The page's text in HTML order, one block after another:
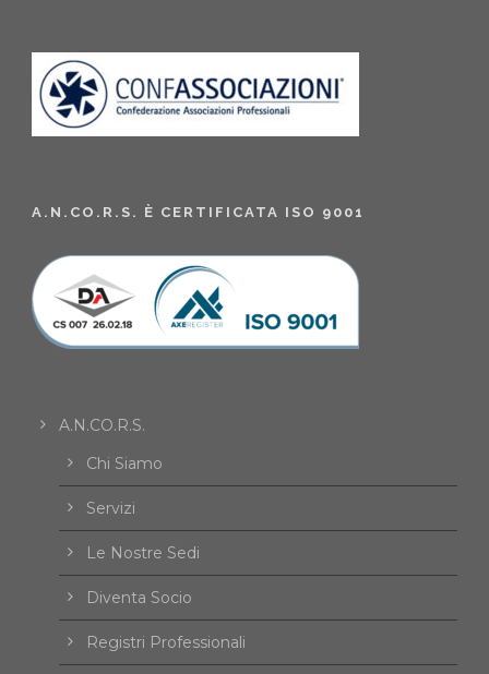
A.N.CO.R.S. È CERTIFICATA ISO 9001
A.N.CO.R.S.
Chi Siamo
Servizi
Le Nostre Sedi
Diventa Socio
Registri Professionali